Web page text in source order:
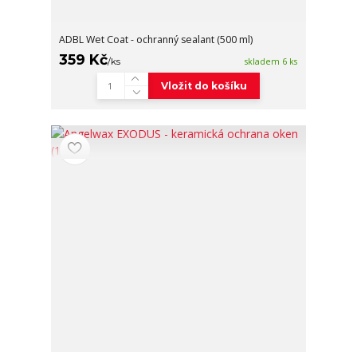
ADBL Wet Coat - ochranný sealant (500 ml)
359 Kč/ks skladem 6 ks
Vložit do košíku